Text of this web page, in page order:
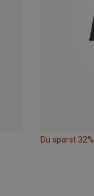
Du sparst 32%